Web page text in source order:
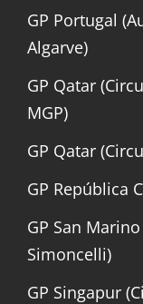
GP Portugal
Algarve)
GP Qatar
MGP)
GP Qatar
GP República
GP San
Simoncelli)
GP Singapur